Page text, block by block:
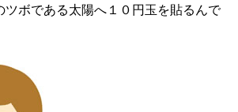
ツボである太陽へ１０円玉を貼るんで